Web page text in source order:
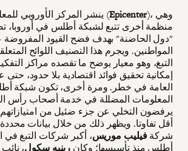
ينشر المركز الأوروبي للمعلومات السياسية (Epicenter)، وهي
منظمة أخرى تتبع لشبكة أطلس في أوروبا،
"دول الحاضنة" بهدف فضح القيود المفروضة
المواطنين. ويجرم هذا التصنيف اللوائح
التبغ، وهو معيار يوضح ما تقصده مراكز
إمكانية تحقيق فوائد اقتصادية بلا حدود،
العامة في خطر. ومرة أخرى، تكون شبكة
المعلومات المضللة في خدمة أصحاب رأس
يرفضون التخلي عن جزء ضئيل من
أقل تفاوتا. ويظهر ذلك من خلال بيانات
شركةفيليب موريس، أكبر شركات التبغ في
أطلس منذ تأسيسها؛ وكان رينيه سكول،